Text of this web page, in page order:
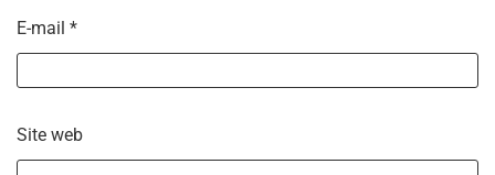
E-mail *
Site web